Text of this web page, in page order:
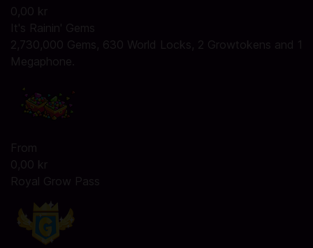
0,00 kr
It's Rainin' Gems
2,730,000 Gems, 630 World Locks, 2 Growtokens and 1
Megaphone.
From
0,00 kr
Royal Grow Pass